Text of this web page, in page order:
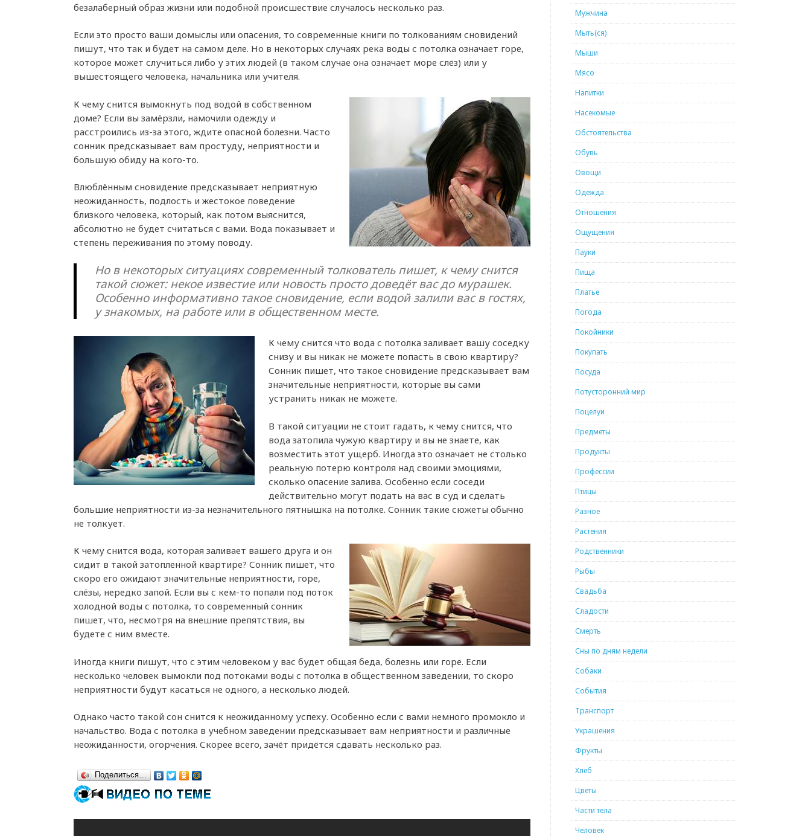
безалаберный образ жизни или подобной происшествие случалось несколько раз.
Если это просто ваши домыслы или опасения, то современные книги по толкованиям сновидений
пишут, что так и будет на самом деле. Но в некоторых случаях река воды с потолка означает горе,
которое может случиться либо у этих людей (в таком случае она означает море слёз) или у
вышестоящего человека, начальника или учителя.
К чему снится вымокнуть под водой в собственном
доме? Если вы замёрзли, намочили одежду и
расстроились из-за этого, ждите опасной болезни. Часто
сонник предсказывает вам простуду, неприятности и
большую обиду на кого-то.
Влюблённым сновидение предсказывает неприятную
неожиданность, подлость и жестокое поведение
близкого человека, который, как потом выяснится,
абсолютно не будет считаться с вами. Вода показывает и
степень переживания по этому поводу.
Но в некоторых ситуациях современный толкователь пишет, к чему снится
такой сюжет: некое известие или новость просто доведёт вас до мурашек.
Особенно информативно такое сновидение, если водой залили вас в гостях,
у знакомых, на работе или в общественном месте.
К чему снится что вода с потолка заливает вашу соседку
снизу и вы никак не можете попасть в свою квартиру?
Сонник пишет, что такое сновидение предсказывает вам
значительные неприятности, которые вы сами
устранить никак не можете.
В такой ситуации не стоит гадать, к чему снится, что
вода затопила чужую квартиру и вы не знаете, как
возместить этот ущерб. Иногда это означает не столько
реальную потерю контроля над своими эмоциями,
сколько опасение залива. Особенно если соседи
действительно могут подать на вас в суд и сделать
большие неприятности из-за незначительного пятнышка на потолке. Сонник такие сюжеты обычно
не толкует.
К чему снится вода, которая заливает вашего друга и он
сидит в такой затопленной квартире? Сонник пишет, что
скоро его ожидают значительные неприятности, горе,
слёзы, нередко запой. Если вы с кем-то попали под поток
холодной воды с потолка, то современный сонник
пишет, что, несмотря на внешние препятствия, вы
будете с ним вместе.
Иногда книги пишут, что с этим человеком у вас будет общая беда, болезнь или горе. Если
несколько человек вымокли под потоками воды с потолка в общественном заведении, то скоро
неприятности будут касаться не одного, а несколько людей.
Однако часто такой сон снится к неожиданному успеху. Особенно если с вами немного промокло и
начальство. Вода с потолка в учебном заведении предсказывает вам неприятности и различные
неожиданности, огорчения. Скорее всего, зачёт придётся сдавать несколько раз.
Поделиться…
Мужчина
Мыть(ся)
Мыши
Мясо
Напитки
Насекомые
Обстоятельства
Обувь
Овощи
Одежда
Отношения
Ощущения
Пауки
Пища
Платье
Погода
Покойники
Покупать
Посуда
Потусторонний мир
Поцелуи
Предметы
Продукты
Профессии
Птицы
Разное
Растения
Родственники
Рыбы
Свадьба
Сладости
Смерть
Сны по дням недели
Собаки
События
Транспорт
Украшения
Фрукты
Хлеб
Цветы
Части тела
Человек